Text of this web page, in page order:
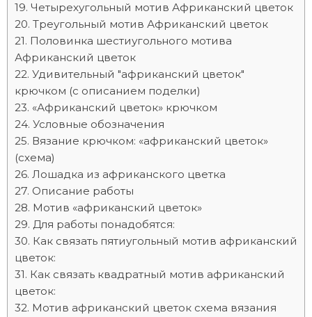
Четырехугольный мотив Африканский цветок
Треугольный мотив Африканский цветок
Половинка шестиугольного мотива
Африканский цветок
Удивительный "африканский цветок"
крючком (с описанием поделки)
«Африканский цветок» крючком
Условные обозначения
Вязание крючком: «африканский цветок»
(схема)
Лошадка из африканского цветка
Описание работы
Мотив «африканский цветок»
Для работы понадобятся:
Как связать пятиугольный мотив африканский
цветок:
Как связать квадратный мотив африканский
цветок:
Мотив африканский цветок схема вязания